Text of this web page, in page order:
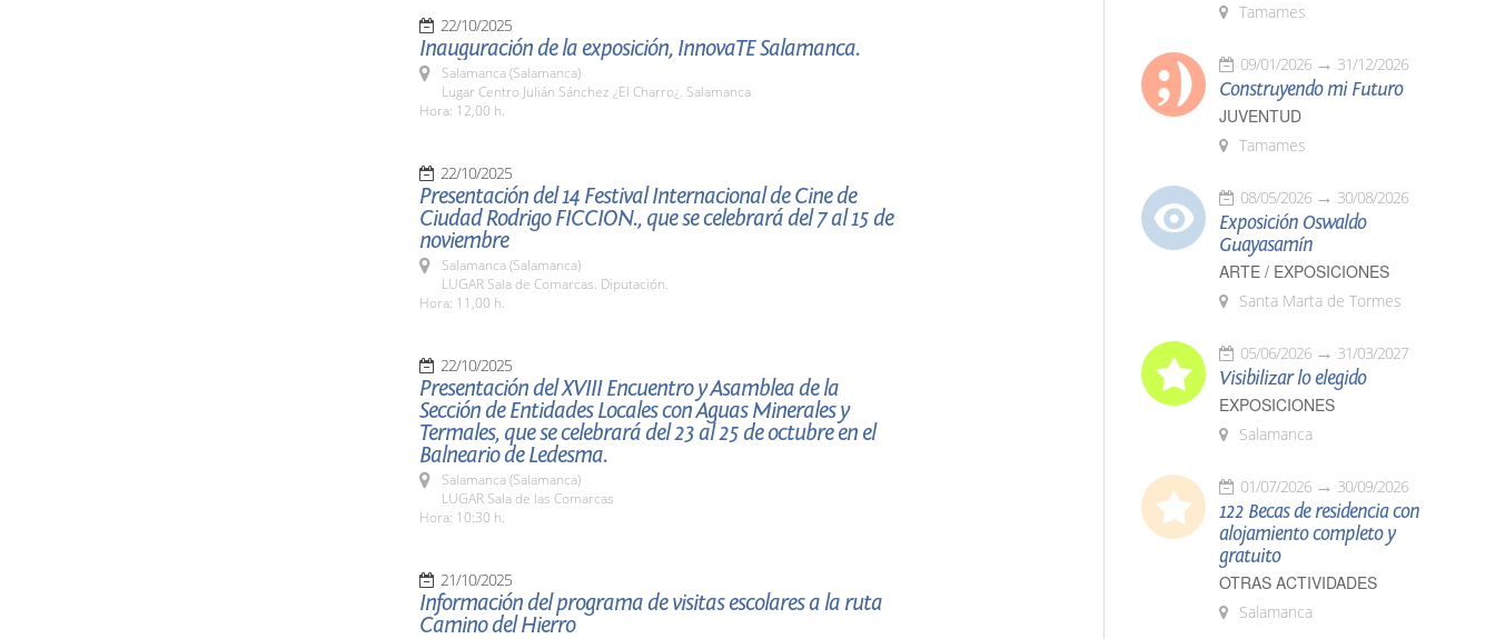
22/10/2025
Inauguración de la exposición, InnovaTE Salamanca.
Salamanca (Salamanca)
Lugar Centro Julián Sánchez ¿El Charro¿. Salamanca
Hora: 12,00 h.
22/10/2025
Presentación del 14 Festival Internacional de Cine de
Ciudad Rodrigo FICCION., que se celebrará del 7 al 15 de
noviembre
Salamanca (Salamanca)
LUGAR Sala de Comarcas. Diputación.
Hora: 11,00 h.
22/10/2025
Presentación del XVIII Encuentro y Asamblea de la
Sección de Entidades Locales con Aguas Minerales y
Termales, que se celebrará del 23 al 25 de octubre en el
Balneario de Ledesma.
Salamanca (Salamanca)
LUGAR Sala de las Comarcas
Hora: 10:30 h.
21/10/2025
Información del programa de visitas escolares a la ruta
Camino del Hierro
Tamames
09/01/2026 31/12/2026
Construyendo mi Futuro
JUVENTUD
Tamames
08/05/2026 30/08/2026
Exposición Oswaldo
Guayasamín
ARTE / EXPOSICIONES
Santa Marta de Tormes
05/06/2026 31/03/2027
Visibilizar lo elegido
EXPOSICIONES
Salamanca
01/07/2026 30/09/2026
122 Becas de residencia con
alojamiento completo y
gratuito
OTRAS ACTIVIDADES
Salamanca